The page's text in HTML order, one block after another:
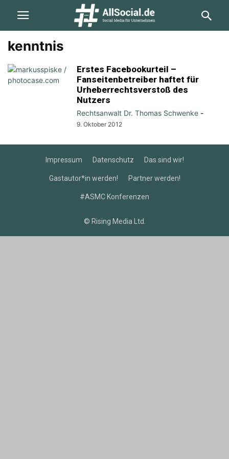
kenntnis
Erstes Facebookurteil –
Fanseitenbetreiber haftet für
Urheberrechtsverstoß des
Nutzers
Rechtsanwalt Dr. Thomas Schwenke -
9. Oktober 2012
Impressum Datenschutz Das sind wir!
Gastautor*in werden! Partner werden!
#ASMC Konferenzen
© Rising Media Ltd.